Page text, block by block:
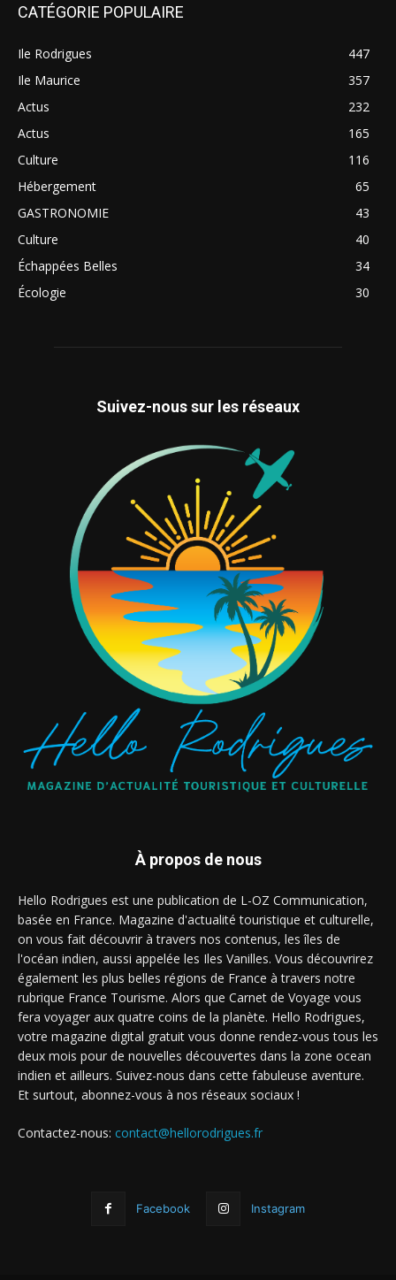
CATÉGORIE POPULAIRE
Ile Rodrigues
447
Ile Maurice
357
Actus
232
Actus
165
Culture
116
Hébergement
65
GASTRONOMIE
43
Culture
40
Échappées Belles
34
Écologie
30
Suivez-nous sur les réseaux
À propos de nous
Hello Rodrigues est une publication de L-OZ Communication,
basée en France. Magazine d'actualité touristique et culturelle,
on vous fait découvrir à travers nos contenus, les îles de
l'océan indien, aussi appelée les Iles Vanilles. Vous découvrirez
également les plus belles régions de France à travers notre
rubrique France Tourisme. Alors que Carnet de Voyage vous
fera voyager aux quatre coins de la planète. Hello Rodrigues,
votre magazine digital gratuit vous donne rendez-vous tous les
deux mois pour de nouvelles découvertes dans la zone ocean
indien et ailleurs. Suivez-nous dans cette fabuleuse aventure.
Et surtout, abonnez-vous à nos réseaux sociaux !
Contactez-nous: contact@hellorodrigues.fr
Facebook Instagram